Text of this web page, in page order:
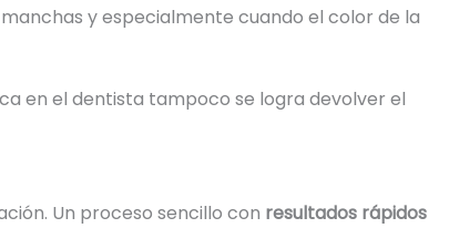
y especialmente cuando el color de la
en el dentista tampoco se logra devolver el
Un proceso sencillo con resultados rápidos